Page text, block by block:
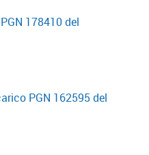
178410 del
PGN 162595 del